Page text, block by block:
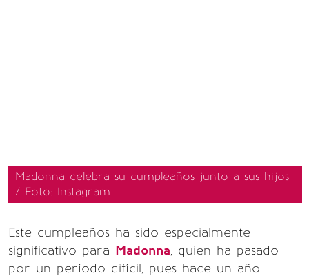
Madonna celebra su cumpleaños junto a sus hijos
/ Foto: Instagram
Este cumpleaños ha sido especialmente
significativo para Madonna, quien ha pasado
por un período difícil, pues hace un año